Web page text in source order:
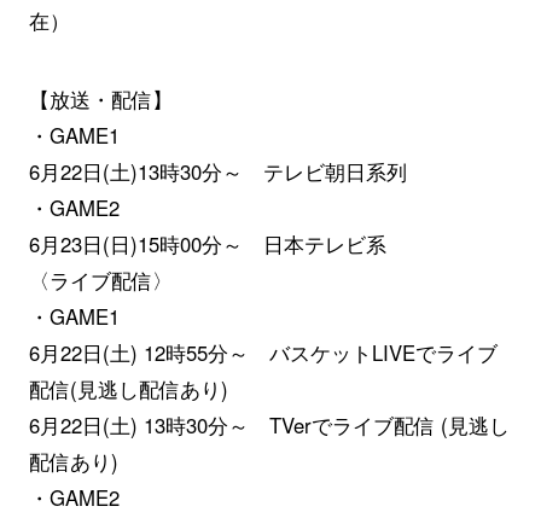
在）
【放送・配信】
・GAME1
6月22日(土)13時30分～ テレビ朝日系列
・GAME2
6月23日(日)15時00分～ 日本テレビ系
〈ライブ配信〉
・GAME1
6月22日(土) 12時55分～ バスケットLIVEでライブ
配信(見逃し配信あり)
6月22日(土) 13時30分～ TVerでライブ配信 (見逃し
配信あり)
・GAME2